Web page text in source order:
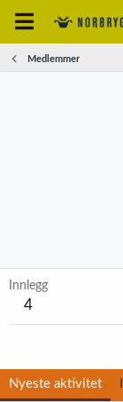
Medlemmer
Innlegg
4
Nyeste aktivitet